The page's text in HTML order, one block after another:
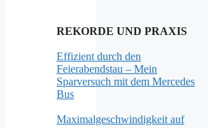
REKORDE UND PRAXIS
Effizient durch den
Feierabendstau – Mein
Sparversuch mit dem Mercedes
Bus
Maximalgeschwindigkeit auf